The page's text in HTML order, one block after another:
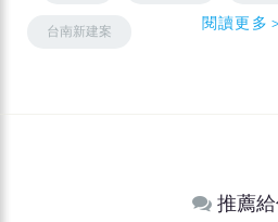
台南新建案 閱讀更多
推薦給